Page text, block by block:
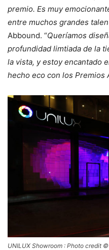
premio. Es muy
entre muchos grandes
Abbound. “Queríamos
profundidad limtiada de la
la vista, y estoy encantado
hecho eco con los Premios
UNILUX Showroom : Photo credit ©